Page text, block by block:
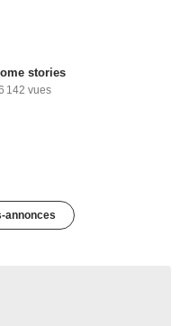
stories
142 vues
annonces